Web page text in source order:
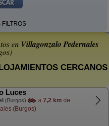
FILTROS
en Villagonzalo Pedernales
CERCANOS
Luces
(Burgos) a 7,2 km de
(Burgos)